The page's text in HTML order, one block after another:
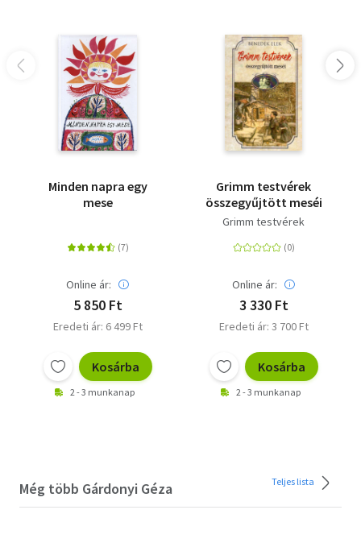
Minden napra egy
mese
Online ár:
5 850 Ft
Eredeti ár: 6 499 Ft
Kosárba
2 - 3 munkanap
Grimm testvérek
összegyűjtött meséi
Grimm testvérek
Online ár:
3 330 Ft
Eredeti ár: 3 700 Ft
Kosárba
2 - 3 munkanap
Még több Gárdonyi Géza Teljes lista